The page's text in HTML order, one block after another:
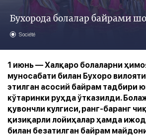
Бухорода болалар байрами
Société
1 июнь — Халқаро болаларни
муносабати билан Бухоро
этилган асосий байрам тадбири
кўтаринки руҳда ўтказилди.
қувончли кулгиси, ранг-баранг
қизиқарли лойиҳалар ҳамда
билан безатилган байрам